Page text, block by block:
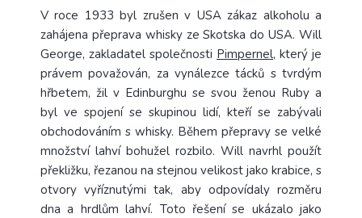
V roce 1933byl zrušen v USA zákaz alkoholu a
zahájena přeprava whisky ze Skotska do USA. Will
George, zakladatel společnosti Pimpernel, který je
právem považován, za vynálezce tácků s tvrdým
hřbetem, žil v Edinburghu se svou ženou Ruby a
byl ve spojení se skupinou lidí, kteří se zabývali
obchodováním s whisky. Během přepravy se velké
množství lahví bohužel rozbilo. Will navrhl použít
překližku, řezanou na stejnou velikost jako krabice, s
otvory vyříznutými tak, aby odpovídaly rozměru
dna a hrdlům lahví. Toto řešení se ukázalo jako